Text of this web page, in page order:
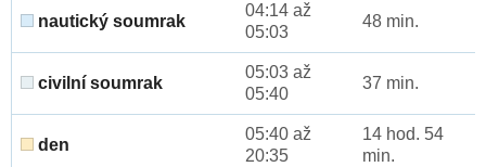
nautický soumrak
04:14 až
05:03
48 min.
civilní soumrak
05:03 až
05:40
37 min.
den
05:40 až
20:35
14 hod. 54
min.